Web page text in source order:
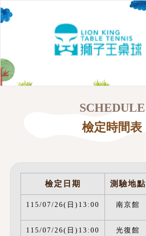
SCHEDULE
檢定時間表
檢定日期 測驗地點
115/07/26(日)13:00 南京館
115/07/26(日)13:00 光復館